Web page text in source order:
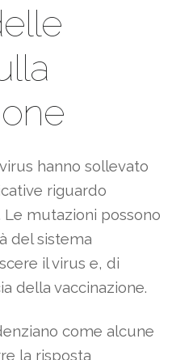
hanno sollevato
riguardo
Le mutazioni possono
del sistema
il virus e, di
della vaccinazione.
come alcune
la risposta